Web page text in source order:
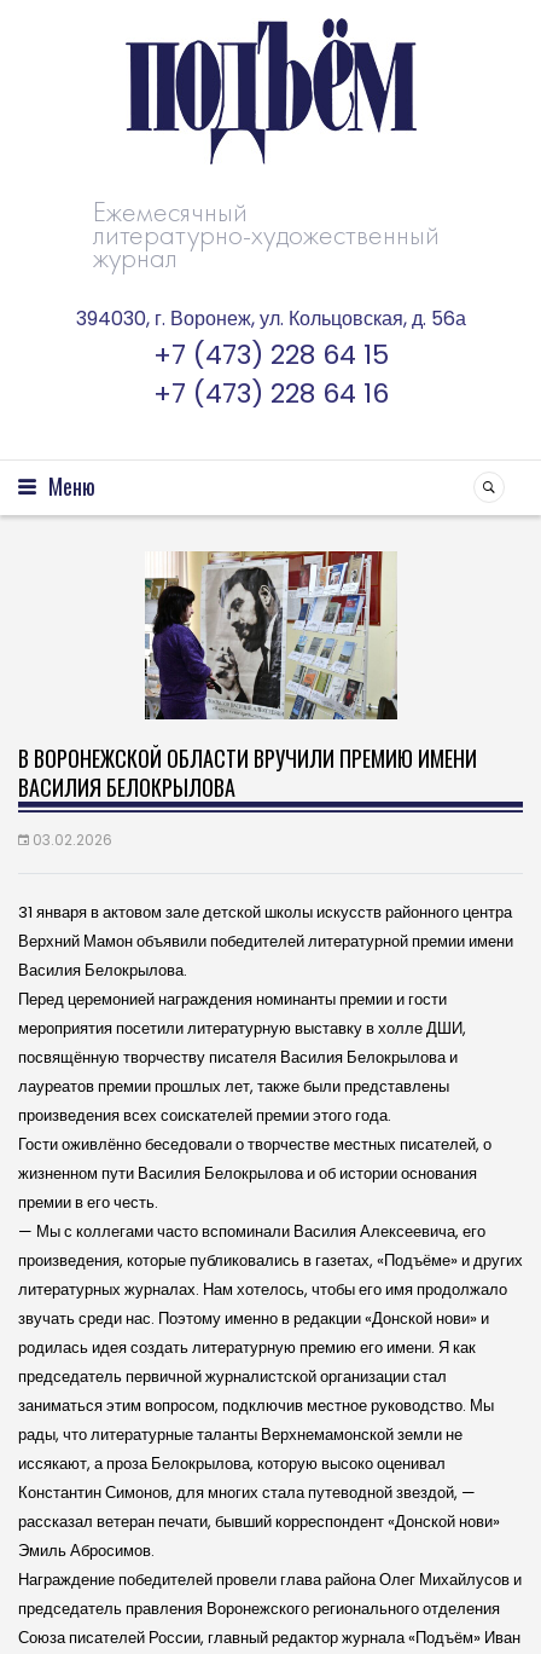
Ежемесячный
литературно-художественный
журнал
394030, г. Воронеж, ул. Кольцовская, д. 56а
+7 (473) 228 64 15
+7 (473) 228 64 16
Меню
В ВОРОНЕЖСКОЙ ОБЛАСТИ ВРУЧИЛИ ПРЕМИЮ ИМЕНИ
ВАСИЛИЯ БЕЛОКРЫЛОВА
03.02.2026
31 января в актовом зале детской школы искусств районного центра
Верхний Мамон объявили победителей литературной премии имени
Василия Белокрылова.
Перед церемонией награждения номинанты премии и гости
мероприятия посетили литературную выставку в холле ДШИ,
посвящённую творчеству писателя Василия Белокрылова и
лауреатов премии прошлых лет, также были представлены
произведения всех соискателей премии этого года.
Гости оживлённо беседовали о творчестве местных писателей, о
жизненном пути Василия Белокрылова и об истории основания
премии в его честь.
— Мы с коллегами часто вспоминали Василия Алексеевича, его
произведения, которые публиковались в газетах, «Подъёме» и других
литературных журналах. Нам хотелось, чтобы его имя продолжало
звучать среди нас. Поэтому именно в редакции «Донской нови» и
родилась идея создать литературную премию его имени. Я как
председатель первичной журналистской организации стал
заниматься этим вопросом, подключив местное руководство. Мы
рады, что литературные таланты Верхнемамонской земли не
иссякают, а проза Белокрылова, которую высоко оценивал
Константин Симонов, для многих стала путеводной звездой, —
рассказал ветеран печати, бывший корреспондент «Донской нови»
Эмиль Абросимов.
Награждение победителей провели глава района Олег Михайлусов и
председатель правления Воронежского регионального отделения
Союза писателей России, главный редактор журнала «Подъём» Иван